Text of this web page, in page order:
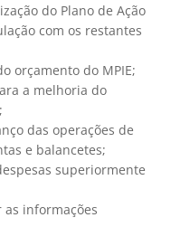
do Plano de Ação
com os restantes
orçamento do MPIE;
a melhoria do
das operações de
e balancetes;
superiormente
informações